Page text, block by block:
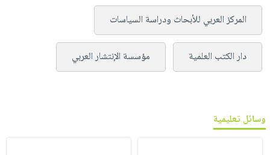
المركز العربي للأبحاث ودراسة السياسات
دار الكتب العلمية مؤسسة الإنتشار العربي
وسائل تعليمية